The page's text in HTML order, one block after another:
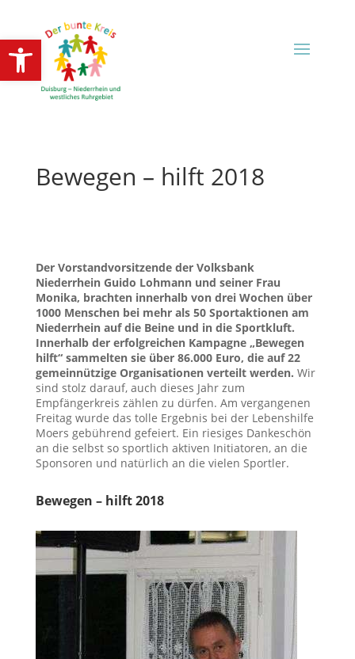
Open toolbar
Bewegen – hilft 2018
Der Vorstandvorsitzende der Volksbank
Niederrhein Guido Lohmann und seiner Frau
Monika, brachten innerhalb von drei Wochen über
1000 Menschen bei mehr als 50 Sportaktionen am
Niederrhein auf die Beine und in die Sportkluft.
Innerhalb der erfolgreichen Kampagne „Bewegen
hilft“ sammelten sie über 86.000 Euro, die auf 22
gemeinnützige Organisationen verteilt werden. Wir
sind stolz darauf, auch dieses Jahr zum
Empfängerkreis zählen zu dürfen. Am vergangenen
Freitag wurde das tolle Ergebnis bei der Lebenshilfe
Moers gebührend gefeiert. Ein riesiges Dankeschön
an die selbst so sportlich aktiven Initiatoren, an die
Sponsoren und natürlich an die vielen Sportler.
Bewegen – hilft 2018